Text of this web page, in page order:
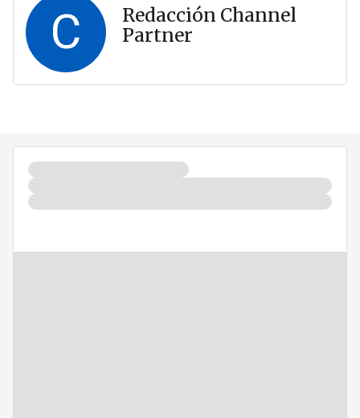
C
Redacción Channel
Partner